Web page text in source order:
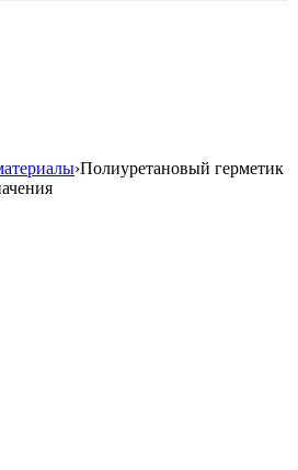
›Полиуретановый герметик